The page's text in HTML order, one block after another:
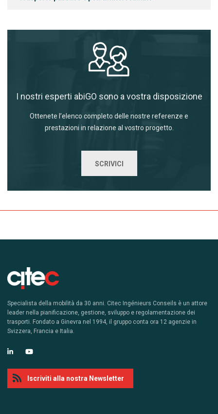
I nostri esperti abiGO sono a vostra disposizione
Ottenete l’elenco completo delle nostre referenze e
prestazioni in relazione al vostro progetto.
SCRIVICI
Specialista della mobilità da 30 anni. Citec Ingénieurs Conseils è un attore
leader nella pianificazione, gestione, sviluppo e regolamentazione dei
trasporti. Fondato a Ginevra nel 1994, il gruppo conta ora 12 agenzie in
Svizzera, Francia e Italia.
Iscriviti alla nostra Newsletter